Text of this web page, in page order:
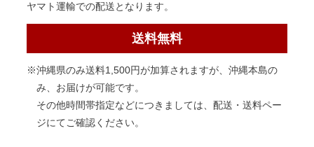
ヤマト運輸での配送となります。
送料無料
※沖縄県のみ送料1,500円が加算されますが、沖縄本島の
み、お届けが可能です。
その他時間帯指定などにつきましては、配送・送料ペー
ジにてご確認ください。